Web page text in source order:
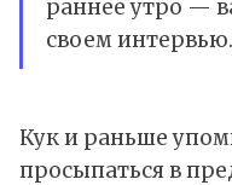
раннее утро —
своем интервью.
Кук и раньше
просыпаться в